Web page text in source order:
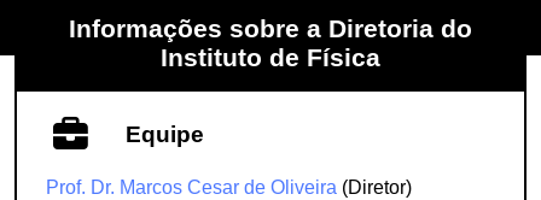
Informações sobre a Diretoria do
Instituto de Física
Equipe
Prof. Dr. Marcos Cesar de Oliveira (Diretor)